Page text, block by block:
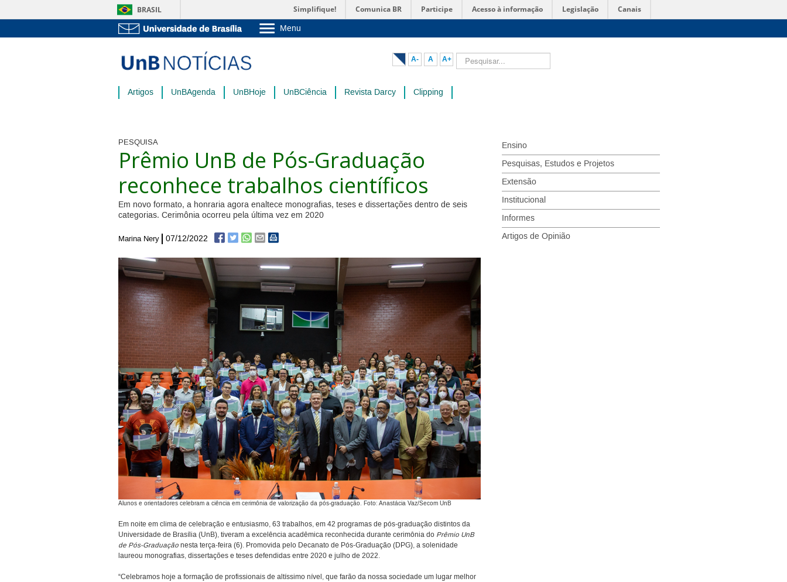
BRASIL Simplifique! Comunica BR Participe Acesso à informação Legislação Canais
Menu
Pós-Graduação
Administração
A- A A+ Pesquisar...
Artigos UnBAgenda UnBHoje UnBCiência Revista Darcy Clipping
PESQUISA
Prêmio UnB de Pós-Graduação
reconhece trabalhos científicos
Em novo formato, a honraria agora enaltece monografias, teses e dissertações dentro de seis
categorias. Cerimônia ocorreu pela última vez em 2020
Marina Nery 07/12/2022
Alunos e orientadores celebram a ciência em cerimônia de valorização da pós-graduação. Foto: Anastácia Vaz/Secom UnB
Em noite em clima de celebração e entusiasmo, 63 trabalhos, em 42 programas de pós-graduação distintos da
Universidade de Brasília (UnB), tiveram a excelência acadêmica reconhecida durante cerimônia do Prêmio UnB
de Pós-Graduação nesta terça-feira (6). Promovida pelo Decanato de Pós-Graduação (DPG), a solenidade
laureou monografias, dissertações e teses defendidas entre 2020 e julho de 2022.
“Celebramos hoje a formação de profissionais de altíssimo nível, que farão da nossa sociedade um lugar melhor
Ensino
Pesquisas, Estudos e Projetos
Extensão
Institucional
Informes
Artigos de Opinião